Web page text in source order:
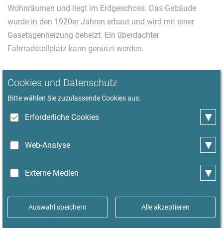
Wohnräumen und liegt im Erdgeschoss. Das Gebäude
wurde in den 1920er Jahren erbaut und wird mit einer
Gasetagenheizung beheizt. Ein überdachter
Fahrradstellplatz kann genutzt werden.
Das Wohnzimmer ist mit einem bequemen Sofa und
Kabelanschluss und Amazon Fire TV Stick sowie einer
Kompaktanlage mit CD-Player eingerichtet. Die ca. 9 qm
Cerankochfeld mit vier Kochfeldern, Mikrowelle mit
Gefrierkombination ausgestattet. Auch Essgeschirr,
den Alltag sind vorhanden.
Cookies und Datenschutz
Bitte wählen Sie zuzulassende Cookies aus:
Erforderliche Cookies ▾
Web-Analyse ▾
Externe Medien ▾
Auswahl speichern Alle akzeptieren